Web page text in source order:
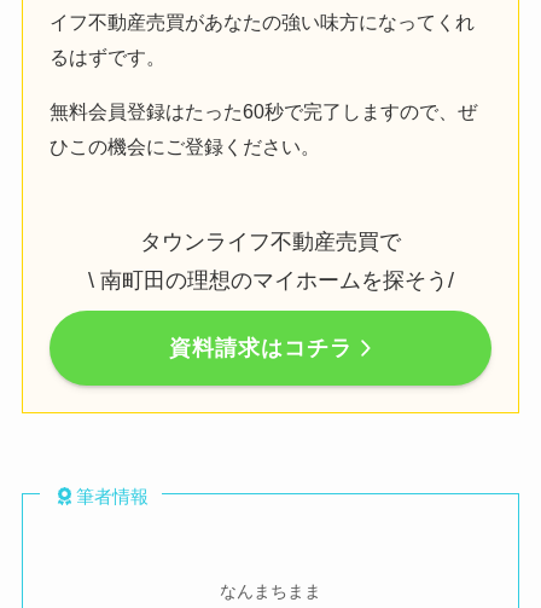
イフ不動産売買があなたの強い味方になってくれ
るはずです。
無料会員登録はたった60秒で完了しますので、ぜ
ひこの機会にご登録ください。
タウンライフ不動産売買で
\ 南町田の理想のマイホームを探そう/
資料請求はコチラ
筆者情報
なんまちまま